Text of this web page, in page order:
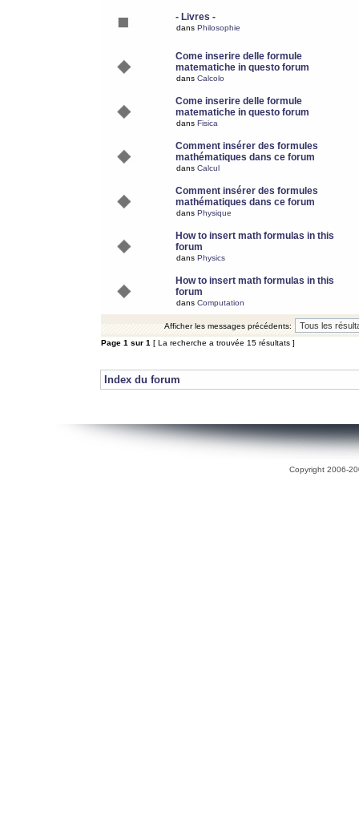
- Livres -
dans Philosophie
Come inserire delle formule
matematiche in questo forum
dans Calcolo
Come inserire delle formule
matematiche in questo forum
dans Fisica
Comment insérer des formules
mathématiques dans ce forum
dans Calcul
Comment insérer des formules
mathématiques dans ce forum
dans Physique
How to insert math formulas in this
forum
dans Physics
How to insert math formulas in this
forum
dans Computation
Afficher les messages précédents:
Page 1 sur 1 [ La recherche a trouvée 15 résultats ]
Index du forum
Copyright 2006-